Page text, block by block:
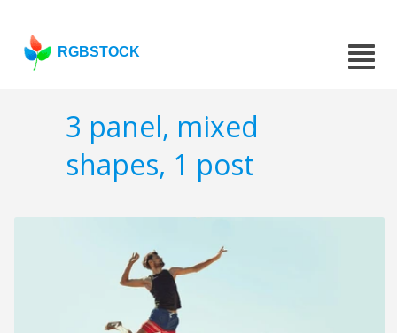
RGBSTOCK
3 panel, mixed
shapes, 1 post